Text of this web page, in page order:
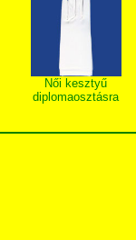
Női kesztyű
diplomaosztásra